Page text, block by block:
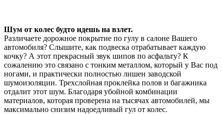
Шум от колес будто идешь на взлет.
Различаете дорожное покрытие по гулу в салоне Вашего
автомобиля? Слышите, как подвеска отрабатывает каждую
кочку? А этот прекрасный звук шипов по асфальту? К
сожалению это связано с тонким металлом, который у Вас под
ногами, и практически полностью лишен заводской
шумоизоляции. Трехслойная проклейка полов и багажника
отдалит этот шум. Благодаря убойной комбинации
материалов, которая проверена на тысячах автомобилей, мы
максимально снизим надоедливый гул от колес.